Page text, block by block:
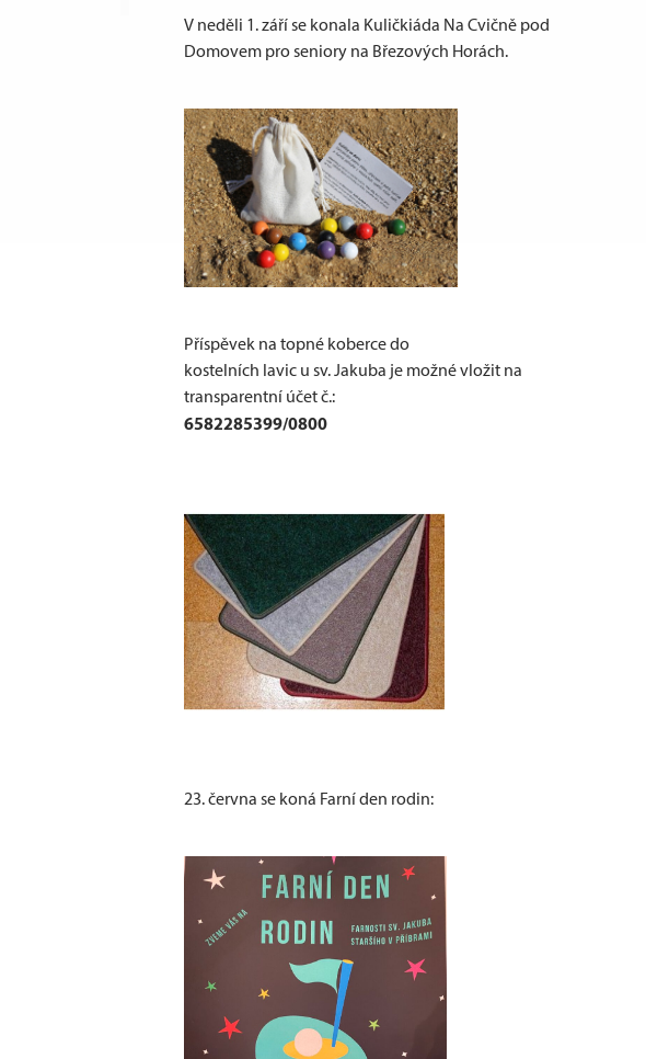
V neděli 1. září se konala Kuličkiáda Na Cvičně pod
Domovem pro seniory na Březových Horách.
Příspěvek na topné koberce do
kostelních lavic u sv. Jakuba je možné vložit na
transparentní účet č.:
6582285399/0800
23. června se koná Farní den rodin: